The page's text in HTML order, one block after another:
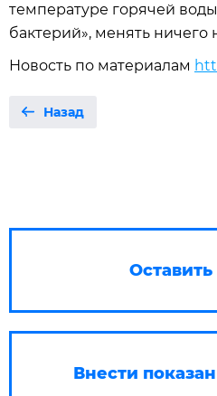
температуре горячей
бактерий», менять ничего
Новость по материалам
Назад
Оставить
Внести